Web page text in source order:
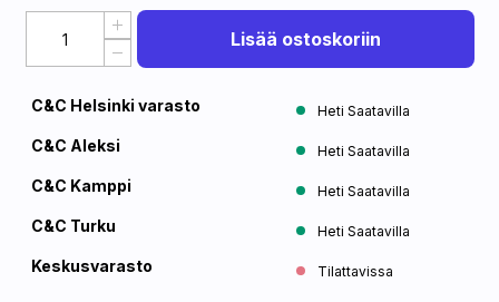
Lisää ostoskoriin
C&C Helsinki varasto Heti Saatavilla
C&C Aleksi Heti Saatavilla
C&C Kamppi Heti Saatavilla
C&C Turku Heti Saatavilla
Keskusvarasto Tilattavissa